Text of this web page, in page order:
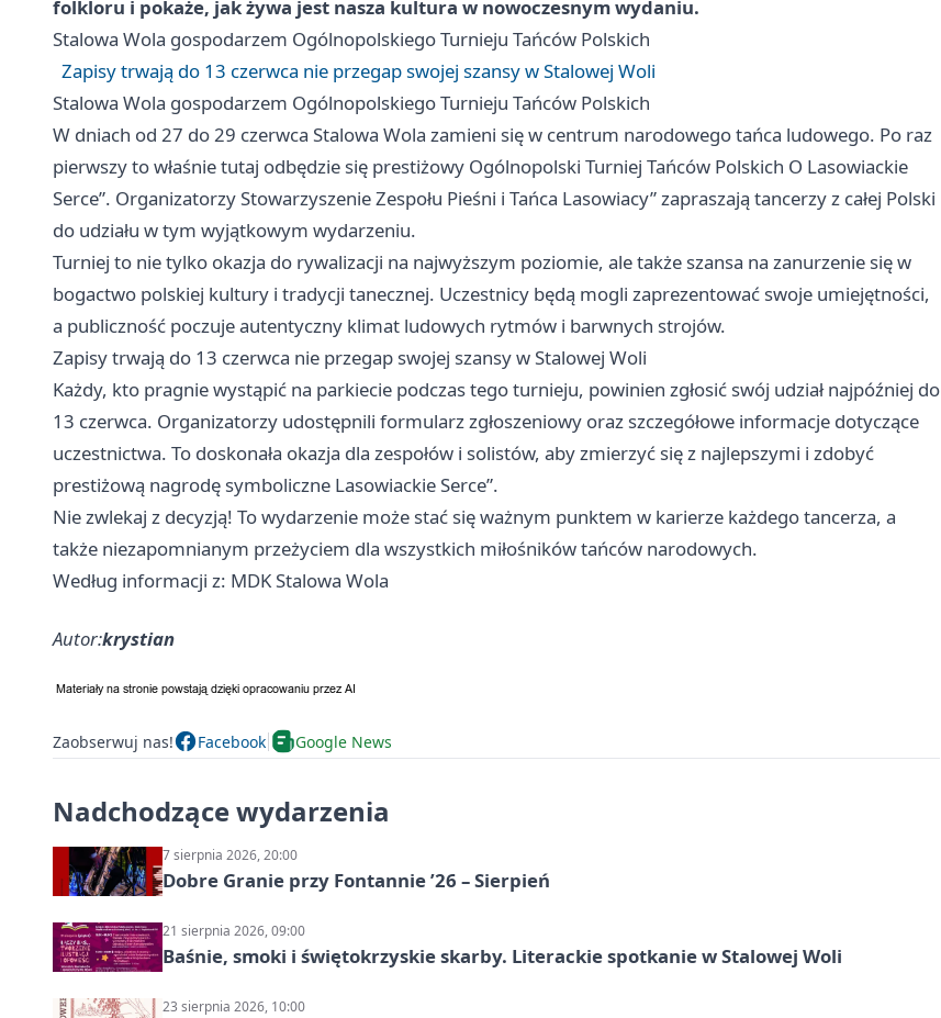
folkloru i pokaże, jak żywa jest nasza kultura w nowoczesnym wydaniu.
Stalowa Wola gospodarzem Ogólnopolskiego Turnieju Tańców Polskich
Zapisy trwają do 13 czerwca nie przegap swojej szansy w Stalowej Woli
Stalowa Wola gospodarzem Ogólnopolskiego Turnieju Tańców Polskich
W dniach od 27 do 29 czerwca Stalowa Wola zamieni się w centrum narodowego tańca ludowego. Po raz
pierwszy to właśnie tutaj odbędzie się prestiżowy Ogólnopolski Turniej Tańców Polskich O Lasowiackie
Serce”. Organizatorzy Stowarzyszenie Zespołu Pieśni i Tańca Lasowiacy” zapraszają tancerzy z całej Polski
do udziału w tym wyjątkowym wydarzeniu.
Turniej to nie tylko okazja do rywalizacji na najwyższym poziomie, ale także szansa na zanurzenie się w
bogactwo polskiej kultury i tradycji tanecznej. Uczestnicy będą mogli zaprezentować swoje umiejętności,
a publiczność poczuje autentyczny klimat ludowych rytmów i barwnych strojów.
Zapisy trwają do 13 czerwca nie przegap swojej szansy w Stalowej Woli
Każdy, kto pragnie wystąpić na parkiecie podczas tego turnieju, powinien zgłosić swój udział najpóźniej do
13 czerwca. Organizatorzy udostępnili formularz zgłoszeniowy oraz szczegółowe informacje dotyczące
uczestnictwa. To doskonała okazja dla zespołów i solistów, aby zmierzyć się z najlepszymi i zdobyć
prestiżową nagrodę symboliczne Lasowiackie Serce”.
Nie zwlekaj z decyzją! To wydarzenie może stać się ważnym punktem w karierze każdego tancerza, a
także niezapomnianym przeżyciem dla wszystkich miłośników tańców narodowych.
Według informacji z: MDK Stalowa Wola
Autor:krystian
Zaobserwuj nas! Facebook Google News
Nadchodzące wydarzenia
7 sierpnia 2026, 20:00
Dobre Granie przy Fontannie ’26 – Sierpień
21 sierpnia 2026, 09:00
Baśnie, smoki i świętokrzyskie skarby. Literackie spotkanie w Stalowej Woli
23 sierpnia 2026, 10:00